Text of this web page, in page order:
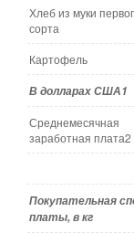
Хлеб из муки
сорта
Картофель
В долларах США1
Среднемесячная
заработная плата2
Покупательная
платы, в кг